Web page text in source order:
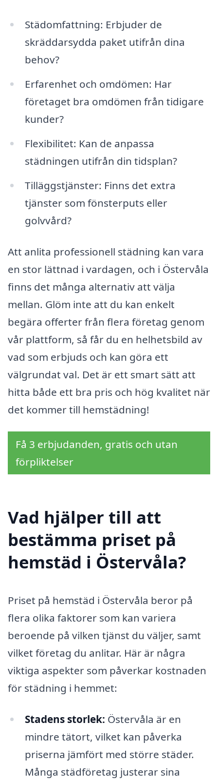
Städomfattning: Erbjuder de
skräddarsydda paket utifrån dina
behov?
Erfarenhet och omdömen: Har
företaget bra omdömen från tidigare
kunder?
Flexibilitet: Kan de anpassa
städningen utifrån din tidsplan?
Tilläggstjänster: Finns det extra
tjänster som fönsterputs eller
golvvård?
Att anlita professionell städning kan vara
en stor lättnad i vardagen, och i Östervåla
finns det många alternativ att välja
mellan. Glöm inte att du kan enkelt
begära offerter från flera företag genom
vår plattform, så får du en helhetsbild av
vad som erbjuds och kan göra ett
välgrundat val. Det är ett smart sätt att
hitta både ett bra pris och hög kvalitet när
det kommer till hemstädning!
Få 3 erbjudanden, gratis och utan
förpliktelser
Vad hjälper till att
bestämma priset på
hemstäd i Östervåla?
Priset på hemstäd i Östervåla beror på
flera olika faktorer som kan variera
beroende på vilken tjänst du väljer, samt
vilket företag du anlitar. Här är några
viktiga aspekter som påverkar kostnaden
för städning i hemmet:
Stadens storlek: Östervåla är en
mindre tätort, vilket kan påverka
priserna jämfört med större städer.
Många städföretag justerar sina